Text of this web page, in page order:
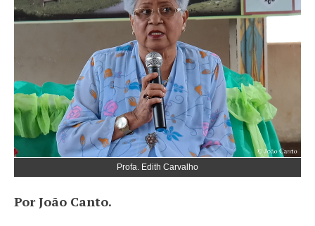
Profa. Edith Carvalho
Por João Canto.